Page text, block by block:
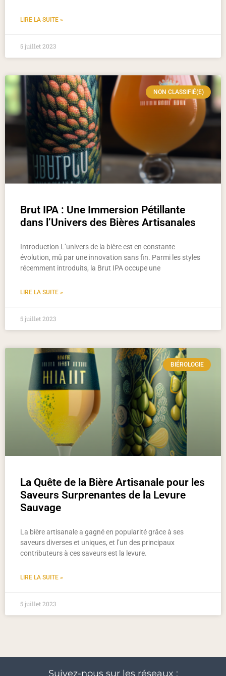
LIRE LA SUITE »
5 juillet 2023
NON CLASSIFIÉ(E)
Brut IPA : Une Immersion Pétillante
dans l’Univers des Bières Artisanales
Introduction L’univers de la bière est en constante
évolution, mû par une innovation sans fin. Parmi les styles
récemment introduits, la Brut IPA occupe une
LIRE LA SUITE »
5 juillet 2023
BIÉROLOGIE
La Quête de la Bière Artisanale pour les
Saveurs Surprenantes de la Levure
Sauvage
La bière artisanale a gagné en popularité grâce à ses
saveurs diverses et uniques, et l’un des principaux
contributeurs à ces saveurs est la levure.
LIRE LA SUITE »
5 juillet 2023
Suivez-nous sur les réseaux :